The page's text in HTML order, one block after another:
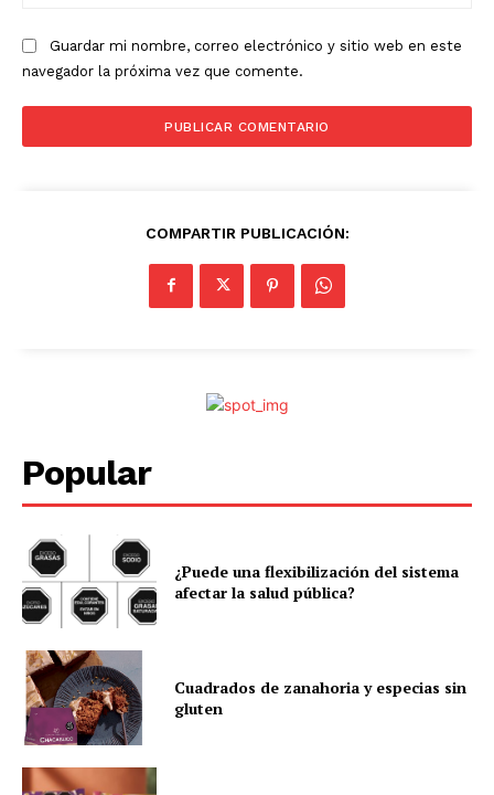
Guardar mi nombre, correo electrónico y sitio web en este
navegador la próxima vez que comente.
COMPARTIR PUBLICACIÓN:
Popular
¿Puede una flexibilización del sistema
afectar la salud pública?
Cuadrados de zanahoria y especias sin
gluten